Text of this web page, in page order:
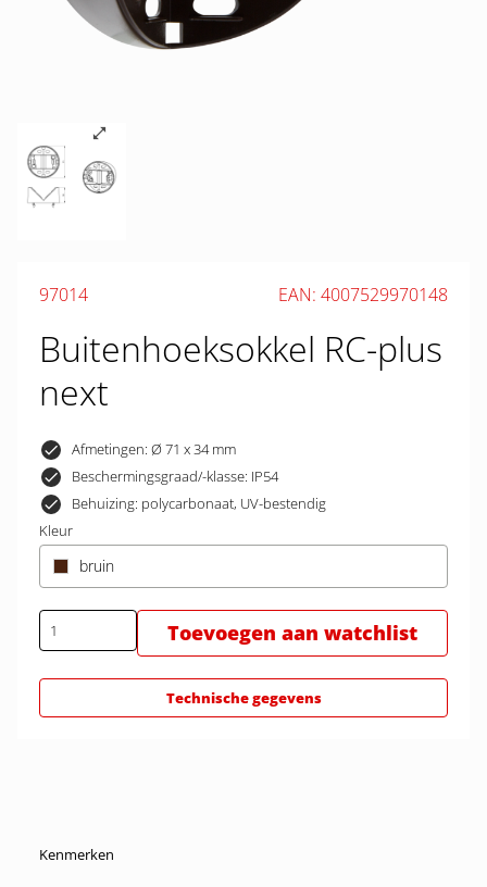
97014 EAN: 4007529970148
Buitenhoeksokkel RC-plus
next
Afmetingen: Ø 71 x 34 mm
Beschermingsgraad/-klasse: IP54
Behuizing: polycarbonaat, UV-bestendig
Kleur
bruin
Toevoegen aan watchlist
Technische gegevens
Kenmerken